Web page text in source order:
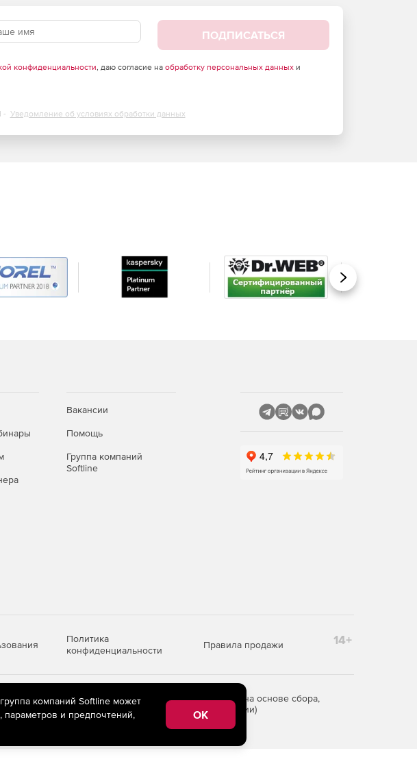
ПОДПИСАТЬСЯ
конфиденциальности, даю согласие на обработку персональных данныхи
- Уведомление об условиях обработки данных
Вперед
Вакансии
Помощь
Группа компаний
Softline
Политика
конфиденциальности
Правила продажи 14+
технологии предоставления информации на основе сбора,
находящихся на территории Российской Федерации)
компаний Softline может
и предпочтений,
OK